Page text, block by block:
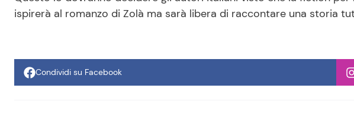
ispirerà al romanzo di Zolà ma sarà libera di raccontare una storia
Condividi su Facebook